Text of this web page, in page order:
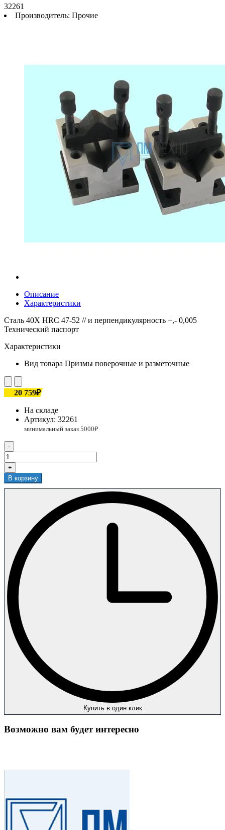
32261
Производитель: Прочие
Описание
Характеристики
Сталь 40Х HRC 47-52 // и перпендикулярность +,- 0,005
Технический паспорт
Характеристики
Вид товара Призмы поверочные и разметочные
20 759₽
На складе
Артикул: 32261
-
+
В корзину
Купить в один клик
Возможно вам будет интересно